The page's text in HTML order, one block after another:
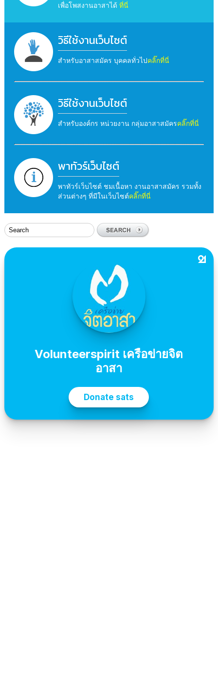
เพื่อโพสงานอาสาได้ ที่นี่
วิธีใช้งานเว็บไซต์
สำหรับอาสาสมัคร บุคคลทั่วไปคลิ๊กที่นี่
วิธีใช้งานเว็บไซต์
สำหรับองค์กร หน่วยงาน กลุ่มอาสาสมัครคลิ๊กที่นี่
พาทัวร์เว็บไซต์
พาทัวร์เว็บไซต์ ชมเนื้อหา งานอาสาสมัคร รวมทั้ง
ส่วนต่างๆ ที่มีในเว็บไซต์คลิ๊กที่นี่